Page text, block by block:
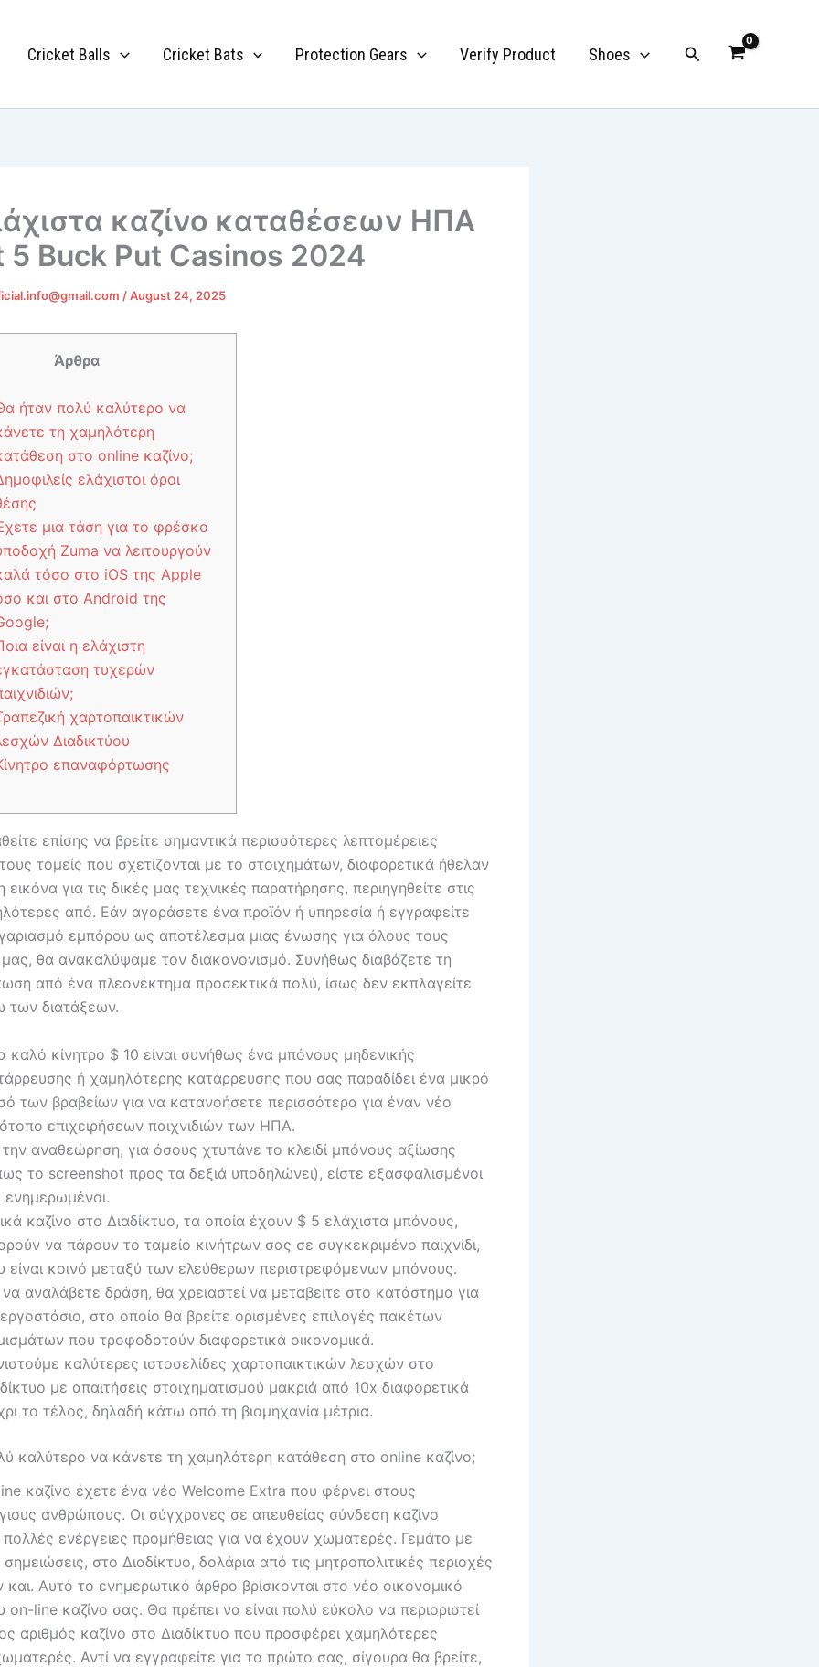
Cricket Balls Cricket Bats Protection Gears Verify Product Shoes Search
καζίνο καταθέσεων ΗΠΑ
5 Buck Put Casinos 2024
/August 24, 2025
Άρθρα
ήταν πολύ καλύτερο να
τη χαμηλότερη
στο online καζίνο;
ελάχιστοι όροι
μια τάση για το φρέσκο
Zuma να λειτουργούν
τόσο στο iOS της Apple
και στο Android της
είναι η ελάχιστη
τυχερών
χαρτοπαικτικών
Διαδικτύου
επαναφόρτωσης
επίσης να βρείτε σημαντικά περισσότερες λεπτομέρειες
τομείς που σχετίζονται με το στοιχημάτων, διαφορετικά ήθελαν
εικόνα για τις δικές μας τεχνικές παρατήρησης, περιηγηθείτε στις
από. Εάν αγοράσετε ένα προϊόν ή υπηρεσία ή εγγραφείτε
εμπόρου ως αποτέλεσμα μιας ένωσης για όλους τους
μας, θα ανακαλύψαμε τον διακανονισμό. Συνήθως διαβάζετε τη
από ένα πλεονέκτημα προσεκτικά πολύ, ίσως δεν εκπλαγείτε
των διατάξεων.
καλό κίνητρο $ 10 είναι συνήθως ένα μπόνους μηδενικής
ή χαμηλότερης κατάρρευσης που σας παραδίδει ένα μικρό
των βραβείων για να κατανοήσετε περισσότερα για έναν νέο
επιχειρήσεων παιχνιδιών των ΗΠΑ.
την αναθεώρηση, για όσους χτυπάνε το κλειδί μπόνους αξίωσης
το screenshot προς τα δεξιά υποδηλώνει), είστε εξασφαλισμένοι
ενημερωμένοι.
καζίνο στο Διαδίκτυο, τα οποία έχουν $ 5 ελάχιστα μπόνους,
να πάρουν το ταμείο κινήτρων σας σε συγκεκριμένο παιχνίδι,
είναι κοινό μεταξύ των ελεύθερων περιστρεφόμενων μπόνους.
να αναλάβετε δράση, θα χρειαστεί να μεταβείτε στο κατάστημα για
στο οποίο θα βρείτε ορισμένες επιλογές πακέτων
που τροφοδοτούν διαφορετικά οικονομικά.
καλύτερες ιστοσελίδες χαρτοπαικτικών λεσχών στο
με απαιτήσεις στοιχηματισμού μακριά από 10x διαφορετικά
το τέλος, δηλαδή κάτω από τη βιομηχανία μέτρια.
καλύτερο να κάνετε τη χαμηλότερη κατάθεση στο online καζίνο;
καζίνο έχετε ένα νέο Welcome Extra που φέρνει στους
ανθρώπους. Οι σύγχρονες σε απευθείας σύνδεση καζίνο
ενέργειες προμήθειας για να έχουν χωματερές. Γεμάτο με
στο Διαδίκτυο, δολάρια από τις μητροπολιτικές περιοχές
Αυτό το ενημερωτικό άρθρο βρίσκονται στο νέο οικονομικό
on-line καζίνο σας. Θα πρέπει να είναι πολύ εύκολο να περιοριστεί
αριθμός καζίνο στο Διαδίκτυο που προσφέρει χαμηλότερες
Αντί να εγγραφείτε για το πρώτο σας, σίγουρα θα βρείτε,